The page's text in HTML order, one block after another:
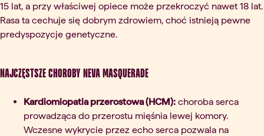
15 lat, a przy właściwej opiece może przekroczyć nawet 18 lat.
Rasa ta cechuje się dobrym zdrowiem, choć istnieją pewne
predyspozycje genetyczne.
Najczęstsze choroby Neva Masquerade
Kardiomiopatia przerostowa (HCM): choroba serca
prowadząca do przerostu mięśnia lewej komory.
Wczesne wykrycie przez echo serca pozwala na